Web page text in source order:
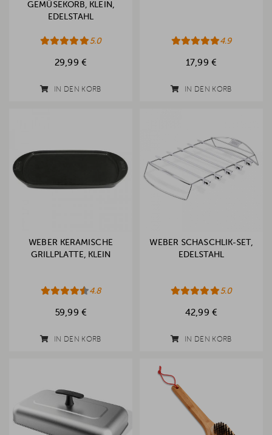
GEMÜSEKORB, KLEIN,
EDELSTAHL
5.0
29,99 €
IN DEN KORB
4.9
17,99 €
IN DEN KORB
WEBER KERAMISCHE
GRILLPLATTE, KLEIN
4.8
59,99 €
IN DEN KORB
WEBER SCHASCHLIK-SET,
EDELSTAHL
5.0
42,99 €
IN DEN KORB